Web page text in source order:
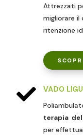
Attrezzati
migliorare il
ritenzione
 VADO
terapia
per